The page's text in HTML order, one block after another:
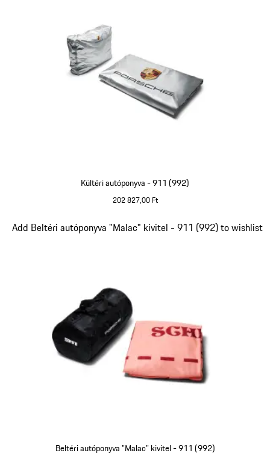
Kültéri autóponyva - 911 (992)
202 827,00 Ft
Beltéri autóponyva "Malac" kivitel - 911 (992)
Add Beltéri autóponyva "Malac" kivitel - 911 (992) to wishlist
Dia 2/5